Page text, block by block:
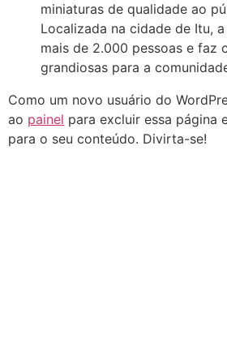
miniaturas de qualidade ao
Localizada na cidade de Itu,
mais de 2.000 pessoas e faz
grandiosas para a
Como um novo usuário do
ao painel para excluir essa página
para o seu conteúdo. Divirta-se!